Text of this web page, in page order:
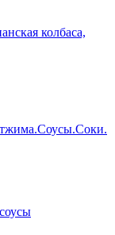
колбаса,